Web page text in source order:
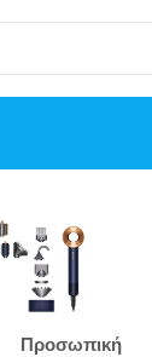
Προσωπική